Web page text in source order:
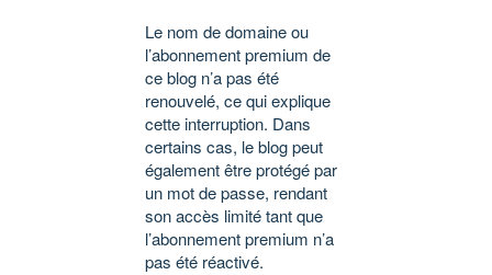
Le nom de domaine ou
l’abonnement premium de
ce blog n’a pas été
renouvelé, ce qui explique
cette interruption. Dans
certains cas, le blog peut
également être protégé par
un mot de passe, rendant
son accès limité tant que
l’abonnement premium n’a
pas été réactivé.